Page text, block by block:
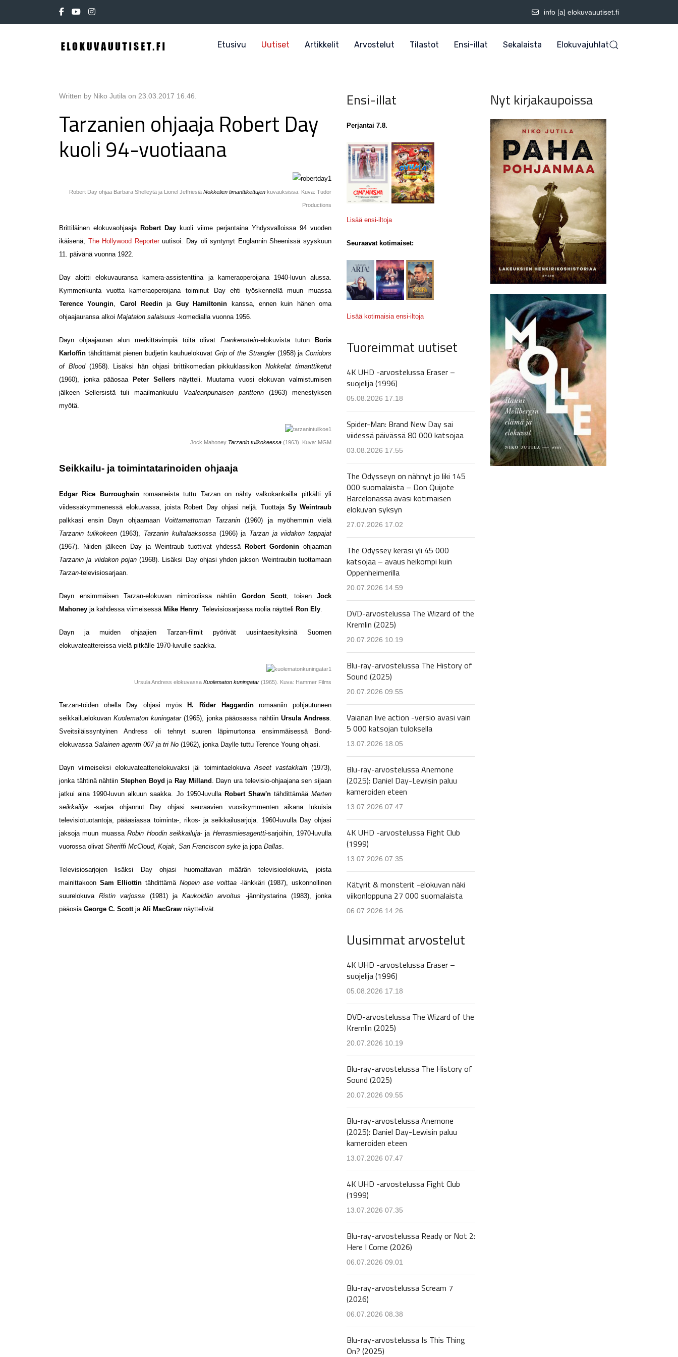
info [a] elokuvauutiset.fi
Etusivu Uutiset Artikkelit Arvostelut Tilastot Ensi-illat Sekalaista Elokuvajuhlat
Written by Niko Jutila on 23.03.2017 16.46
Tarzanien ohjaaja Robert Day
kuoli 94-vuotiaana
Robert Day ohjaa Barbara Shelleytä ja Lionel Jeffriesiä Nokkelien timanttikettujen kuvauksissa. Kuva: Tudor
Productions
Brittiläinen elokuvaohjaajaRobert Daykuoli viime perjantaina Yhdysvalloissa 94 vuoden
ikäisenä, The Hollywood Reporteruutisoi. Day oli syntynyt Englannin Sheenissä syyskuun
11. päivänä vuonna 1922.
Day aloitti elokuvauransa kamera-assistenttina ja kameraoperoijana 1940-luvun alussa.
Kymmenkunta vuotta kameraoperoijana toiminut Day ehti työskennellä muun muassa
Terence Youngin
Carol Reedinja Guy Hamiltonin kanssa, ennen kuin hänen oma
ohjaajauransa alkoi Majatalon salaisuus -komedialla vuonna 1956.
Dayn ohjaajauran alun merkittävimpiä töitä olivatFrankenstein-elokuvista tutun Boris
Karloffin tähdittämät pienen budjetin kauhuelokuvat Grip of the Strangler (1958) jaCorridors
of Blood (1958). Lisäksi hän ohjasi brittikomedian pikkuklassikonNokkelat timanttiketut
(1960), jonka pääosaa Peter Sellersnäytteli. Muutama vuosi elokuvan valmistumisen
jälkeen Sellersistä tuli maailmankuulu Vaaleanpunaisen pantterin (1963) menestyksen
myötä.
Jock Mahoney Tarzanin tulikokeessa (1963). Kuva: MGM
Seikkailu- ja toimintatarinoiden ohjaaja
Edgar Rice Burroughsin romaaneista tuttu Tarzan on nähty valkokankailla pitkälti yli
viidessäkymmenessä elokuvassa, joista Robert Day ohjasi neljä. TuottajaSy Weintraub
palkkasi ensin Dayn ohjaamaan Voittamattoman Tarzanin(1960) ja myöhemmin vielä
Tarzanin tulikokeen(1963), Tarzanin kultalaaksossa (1966) ja Tarzan ja viidakon tappajat
(1967). Niiden jälkeen Day ja Weintraub tuottivat yhdessä Robert Gordonin ohjaaman
Tarzanin ja viidakon pojan(1968). Lisäksi Day ohjasi yhden jakson Weintraubin tuottamaan
Tarzan-televisiosarjaan.
Dayn ensimmäisen Tarzan-elokuvan nimiroolissa nähtiin Gordon Scott, toisen Jock
Mahoney ja kahdessa viimeisessä Mike Henry . Televisiosarjassa roolia näytteli Ron Ely
Dayn ja muiden ohjaajien Tarzan-filmit pyörivät uusintaesityksinä Suomen
elokuvateattereissa vielä pitkälle 1970-luvulle saakka.
Ursula Andress elokuvassa Kuolematon kuningatar (1965). Kuva: Hammer Films
Tarzan-töiden ohella Day ohjasi myösH. Rider Haggardinromaaniin pohjautuneen
seikkailuelokuvanKuolematon kuningatar(1965), jonka pääosassa nähtiin Ursula Andress
Sveitsiläissyntyinen Andress oli tehnyt suuren läpimurtonsa ensimmäisessä Bond-
elokuvassa Salainen agentti 007 ja tri No (1962), jonka Daylle tuttu Terence Young ohjasi.
Dayn viimeiseksi elokuvateatterielokuvaksi jäi toimintaelokuva Aseet vastakkain(1973),
jonka tähtinä nähtiin Stephen BoydjaRay Milland . Dayn ura televisio-ohjaajana sen sijaan
jatkui aina 1990-luvun alkuun saakka. Jo 1950-luvulla Robert Shaw'n tähdittämääMerten
seikkailija -sarjaa ohjannut Day ohjasi seuraavien vuosikymmenten aikana lukuisia
televisiotuotantoja, pääasiassa toiminta-, rikos- ja seikkailusarjoja. 1960-luvulla Day ohjasi
jaksoja muun muassaRobin Hoodin seikkailuja- ja Herrasmiesagentti-sarjoihin, 1970-luvulla
vuorossa olivat Sheriffi McCloud, Kojak San Franciscon syke ja jopa Dallas
Televisiosarjojen lisäksi Day ohjasi huomattavan määrän televisioelokuvia, joista
mainittakoon Sam Elliottintähdittämä Nopein ase voittaa -länkkäri (1987), uskonnollinen
suurelokuvaRistin varjossa (1981) jaKaukoidän arvoitus -jännitystarina (1983), jonka
pääosia George C. Scott ja Ali MacGraw näyttelivät.
Ensi-illat
Perjantai 7.8.
Lisää ensi-iltoja
Seuraavat kotimaiset:
Lisää kotimaisia ensi-iltoja
Tuoreimmat uutiset
4K UHD -arvostelussa Eraser –
suojelija (1996)
05.08.2026 17.18
Spider-Man: Brand New Day sai
viidessä päivässä 80 000 katsojaa
03.08.2026 17.55
The Odysseyn on nähnyt jo liki 145
000 suomalaista – Don Quijote
Barcelonassa avasi kotimaisen
elokuvan syksyn
27.07.2026 17.02
The Odyssey keräsi yli 45 000
katsojaa – avaus heikompi kuin
Oppenheimerilla
20.07.2026 14.59
DVD-arvostelussa The Wizard of the
Kremlin (2025)
20.07.2026 10.19
Blu-ray-arvostelussa The History of
Sound (2025)
20.07.2026 09.55
Vaianan live action -versio avasi vain
5 000 katsojan tuloksella
13.07.2026 18.05
Blu-ray-arvostelussa Anemone
(2025): Daniel Day-Lewisin paluu
kameroiden eteen
13.07.2026 07.47
4K UHD -arvostelussa Fight Club
(1999)
13.07.2026 07.35
Kätyrit & monsterit -elokuvan näki
viikonloppuna 27 000 suomalaista
06.07.2026 14.26
Uusimmat arvostelut
4K UHD -arvostelussa Eraser –
suojelija (1996)
05.08.2026 17.18
DVD-arvostelussa The Wizard of the
Kremlin (2025)
20.07.2026 10.19
Blu-ray-arvostelussa The History of
Sound (2025)
20.07.2026 09.55
Blu-ray-arvostelussa Anemone
(2025): Daniel Day-Lewisin paluu
kameroiden eteen
13.07.2026 07.47
4K UHD -arvostelussa Fight Club
(1999)
13.07.2026 07.35
Blu-ray-arvostelussa Ready or Not 2:
Here I Come (2026)
06.07.2026 09.01
Blu-ray-arvostelussa Scream 7
(2026)
06.07.2026 08.38
Blu-ray-arvostelussa Is This Thing
On? (2025)
Nyt kirjakaupoissa